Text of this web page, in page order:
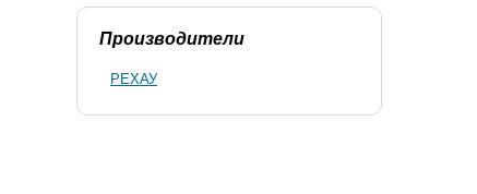
Производители
РЕХАУ